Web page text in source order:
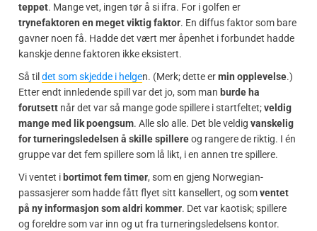
teppet. Mange vet, ingen tør å si ifra. For i golfen er
trynefaktoren en meget viktig faktor. En diffus faktor som bare
gavner noen få. Hadde det vært mer åpenhet i forbundet hadde
kanskje denne faktoren ikke eksistert.
Så til det som skjedde i helgen. (Merk; dette ermin opplevelse.)
Etter endt innledende spill var det jo, som man burde ha
forutsett når det var så mange gode spillere i startfeltet;veldig
mange med lik poengsum. Alle slo alle. Det ble veldig vanskelig
for turneringsledelsen å skille spillereog rangere de riktig. I én
gruppe var det fem spillere som lå likt, i en annen tre spillere.
Vi ventet i bortimot fem timer, som en gjeng Norwegian-
passasjerer som hadde fått flyet sitt kansellert, og somventet
på ny informasjon som aldri kommer. Det var kaotisk; spillere
og foreldre som var inn og ut fra turneringsledelsens kontor.